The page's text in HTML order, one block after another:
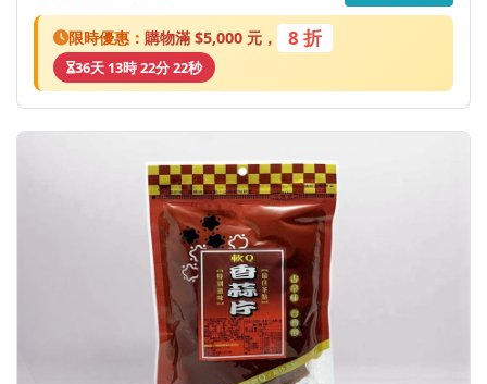
限時優惠： 購物滿 $5,000 元， 8 折
36天 13時 22分 22秒